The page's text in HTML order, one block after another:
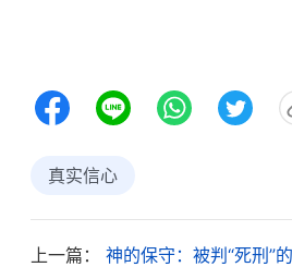
真实信心
上一篇： 神的保守：被判“死刑”